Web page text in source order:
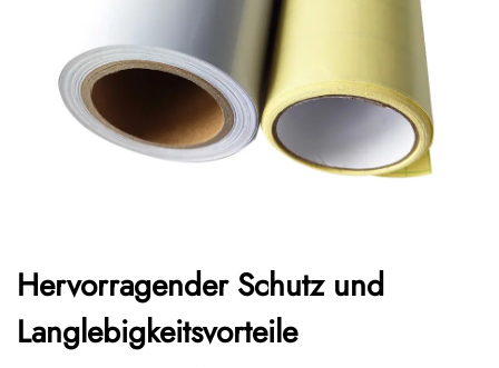
Hervorragender Schutz und
Langlebigkeitsvorteile